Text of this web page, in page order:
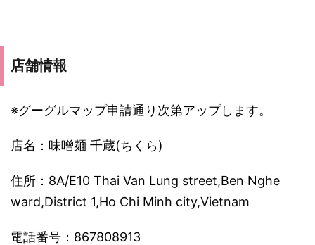
店舗情報
※グーグルマップ申請通り次第アップします。
店名：味噌麺 千蔵(ちくら)
住所：8A/E10 Thai Van Lung street,Ben Nghe
ward,District 1,Ho Chi Minh city,Vietnam
電話番号：867808913